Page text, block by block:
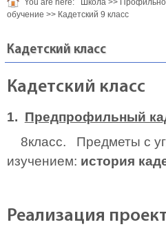
You are here: Школа >>
обучение >> Кадетский 9 класс
Кадетский класс
Кадетский класс
1. Предпрофильный
8класс. Предметы с
изучением: история
Реализация